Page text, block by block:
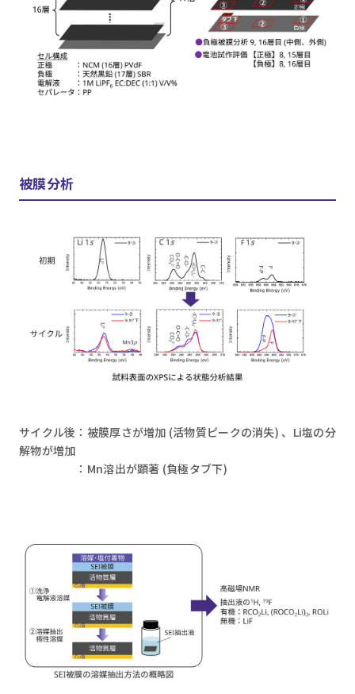
被膜分析
サイクル後：被膜厚さが増加 (活物質ピークの消失) 、Li塩の分
解物が増加
：Mn溶出が顕著 (負極タブ下)